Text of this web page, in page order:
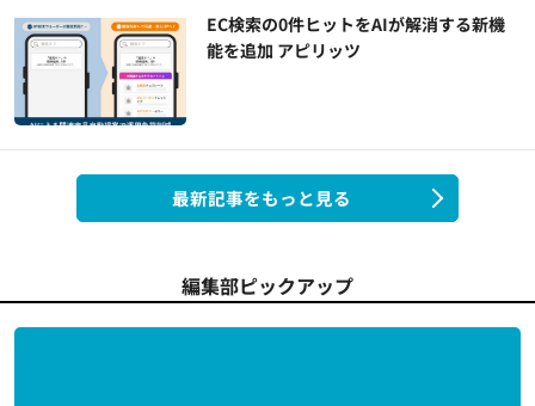
EC検索の0件ヒットをAIが解消する新機
能を追加 アピリッツ
最新記事をもっと見る
編集部ピックアップ